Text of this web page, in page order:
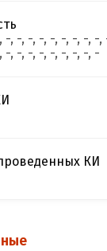
-, -, -, -, -, -, -, -, -,
-, -, -, -, -, -, -, -, -
КИ